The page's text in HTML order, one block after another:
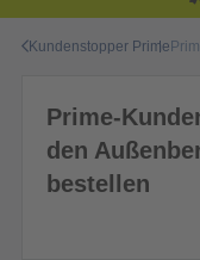
Kundenstopper Prime
Prime-
den
bestellen